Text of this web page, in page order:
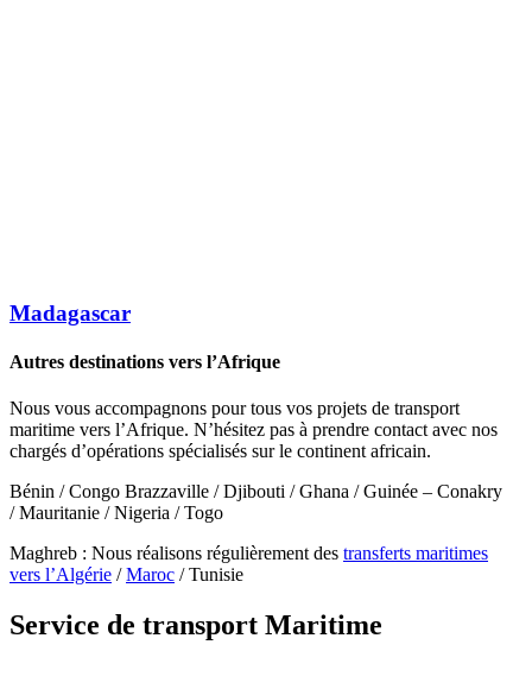
Madagascar
Autres destinations vers l’Afrique
Nous vous accompagnons pour tous vos projets de transport
maritime vers l’Afrique. N’hésitez pas à prendre contact avec nos
chargés d’opérations spécialisés sur le continent africain.
Bénin / Congo Brazzaville / Djibouti / Ghana / Guinée – Conakry
/ Mauritanie / Nigeria / Togo
Maghreb : Nous réalisons régulièrement des transferts maritimes
vers l’Algérie /Maroc / Tunisie
Service de transport Maritime